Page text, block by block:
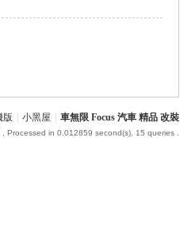
版 小黑屋 車無限 Focus 汽車 精品 改裝
, Processed in 0.012859 second(s), 15 queries .